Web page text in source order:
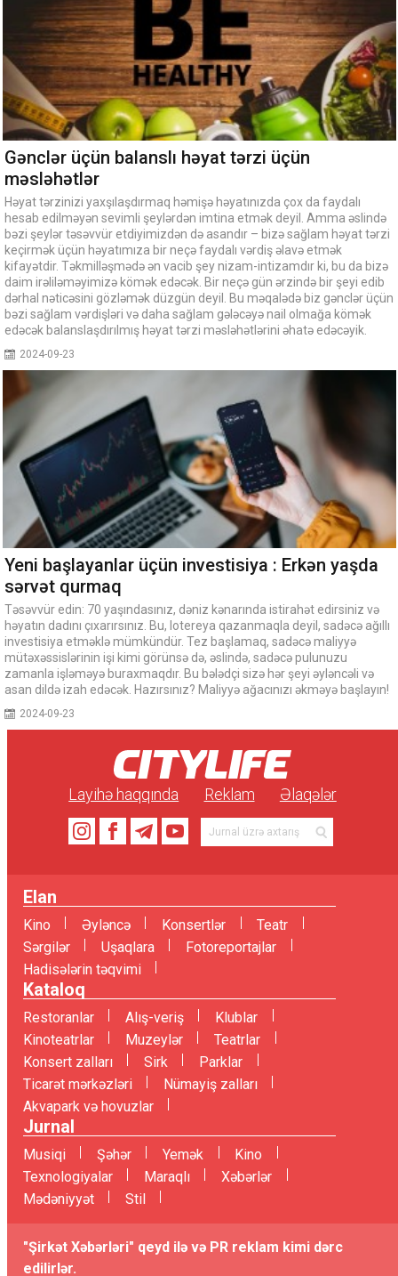
Gənclər üçün balanslı həyat tərzi üçün
məsləhətlər
Həyat tərzinizi yaxşılaşdırmaq həmişə həyatınızda çox da faydalı
hesab edilməyən sevimli şeylərdən imtina etmək deyil. Amma əslində
bəzi şeylər təsəvvür etdiyimizdən də asandır – bizə sağlam həyat tərzi
keçirmək üçün həyatımıza bir neçə faydalı vərdiş əlavə etmək
kifayətdir. Təkmilləşmədə ən vacib şey nizam-intizamdır ki, bu da bizə
daim irəliləməyimizə kömək edəcək. Bir neçə gün ərzində bir şeyi edib
dərhal nəticəsini gözləmək düzgün deyil. Bu məqalədə biz gənclər üçün
bəzi sağlam vərdişləri və daha sağlam gələcəyə nail olmağa kömək
edəcək balanslaşdırılmış həyat tərzi məsləhətlərini əhatə edəcəyik.
2024-09-23
Yeni başlayanlar üçün investisiya : Erkən yaşda
sərvət qurmaq
Təsəvvür edin: 70 yaşındasınız, dəniz kənarında istirahət edirsiniz və
həyatın dadını çıxarırsınız. Bu, lotereya qazanmaqla deyil, sadəcə ağıllı
investisiya etməklə mümkündür. Tez başlamaq, sadəcə maliyyə
mütəxəssislərinin işi kimi görünsə də, əslində, sadəcə pulunuzu
zamanla işləməyə buraxmaqdır. Bu bələdçi sizə hər şeyi əyləncəli və
asan dildə izah edəcək. Hazırsınız? Maliyyə ağacınızı əkməyə başlayın!
2024-09-23
Layihə haqqında Reklam Əlaqələr
Elan
Kino Əyləncə Konsertlər
Teatr
Sərgilər
Uşaqlara
Fotoreportajlar
Hadisələrin təqvimi
Kataloq
Restoranlar Alış-veriş
Klublar
Kinoteatrlar
Muzeylər
Teatrlar
Konsert zalları
Sirk
Parklar
Ticarət mərkəzləri
Nümayiş zalları
Akvapark və hovuzlar
Jurnal
Musiqi Şəhər Yemək
Kino
Texnologiyalar
Maraqlı
Xəbərlər
Mədəniyyət
Stil
"Şirkət Xəbərləri" qeyd ilə və PR reklam kimi dərc
edilirlər.